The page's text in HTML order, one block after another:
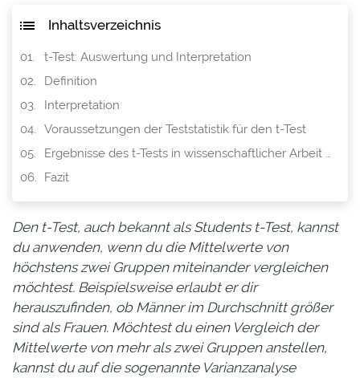
Inhaltsverzeichnis
t-Test: Auswertung und Interpretation
Definition
Interpretation
Voraussetzungen der Teststatistik für den t-Test
Ergebnisse des t-Tests in wissenschaftlicher Arbeit auswerten und interpretieren
Fazit
Den t-Test, auch bekannt als Students t-Test, kannst
du anwenden, wenn du die Mittelwerte von
höchstens zwei Gruppen miteinander vergleichen
möchtest. Beispielsweise erlaubt er dir
herauszufinden, ob Männer im Durchschnitt größer
sind als Frauen. Möchtest du einen Vergleich der
Mittelwerte von mehr als zwei Gruppen anstellen,
kannst du auf die sogenannte Varianzanalyse